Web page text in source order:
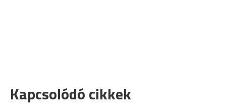
Kapcsolódó cikkek